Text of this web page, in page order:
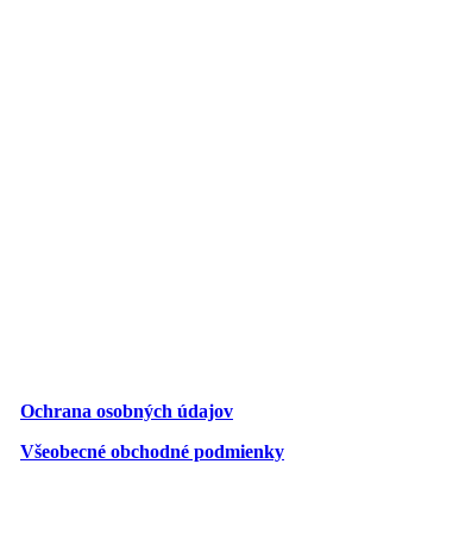
Ochrana osobných údajov
Všeobecné obchodné podmienky